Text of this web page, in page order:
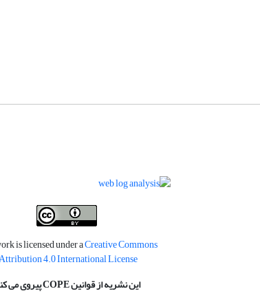
is licensed under aCreative Commons
4.0 International License
این نشریه از قوانین COPE پیروی می کند